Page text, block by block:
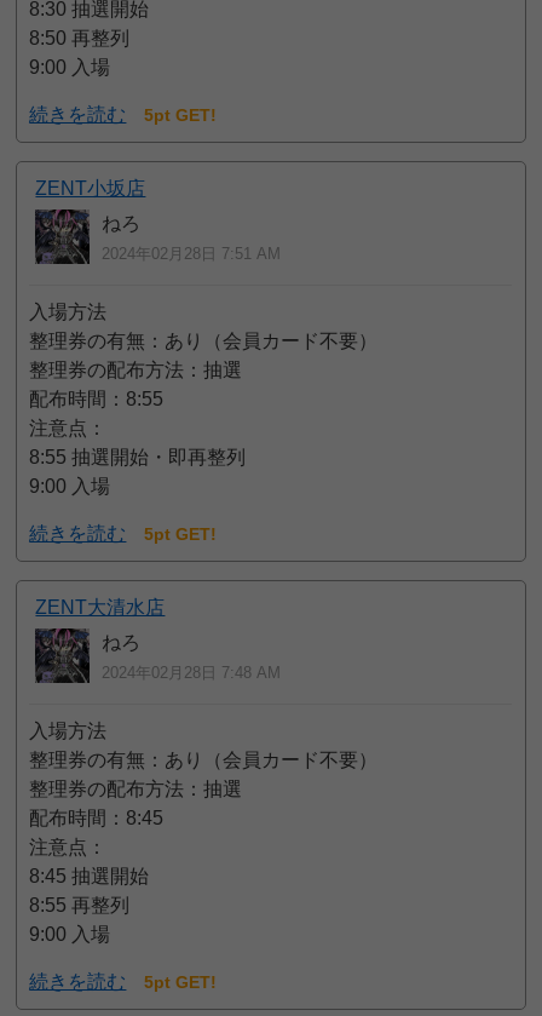
8:30 抽選開始
8:50 再整列
9:00 入場
続きを読む 5pt GET!
ZENT小坂店
ねろ
2024年02月28日 7:51 AM
入場方法
整理券の有無：あり（会員カード不要）
整理券の配布方法：抽選
配布時間：8:55
注意点：
8:55 抽選開始・即再整列
9:00 入場
続きを読む 5pt GET!
ZENT大清水店
ねろ
2024年02月28日 7:48 AM
入場方法
整理券の有無：あり（会員カード不要）
整理券の配布方法：抽選
配布時間：8:45
注意点：
8:45 抽選開始
8:55 再整列
9:00 入場
続きを読む 5pt GET!